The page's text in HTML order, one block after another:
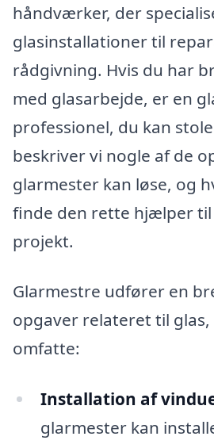
håndværker, der
glasinstallationer til
rådgivning. Hvis du har
med glasarbejde, er en
professionel, du kan
beskriver vi nogle af de
glarmester kan løse, og
finde den rette hjælper
projekt.
Glarmestre udfører en
opgaver relateret til glas,
omfatte:
Installation af
glarmester kan